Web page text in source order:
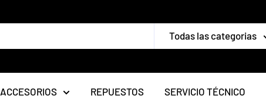
Todas las categorias
ACCESORIOS REPUESTOS SERVICIO TÉCNICO